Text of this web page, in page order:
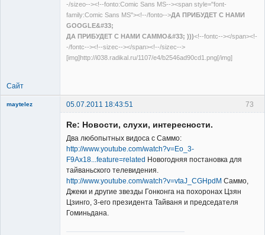
-/sizeo--><!--fonto:Comic Sans MS--><span style="font-
family:Comic Sans MS"><!--/fonto-->ДА ПРИБУДЕТ С НАМИ
GOOGLE&#33;
ДА ПРИБУДЕТ С НАМИ САММО&#33; )))<!--fontc--></span><!-
-/fontc--><!--sizec--></span><!--/sizec-->
[img]http://i038.radikal.ru/1107/e4/b2546ad90cd1.png[/img]
Сайт
73
maytelez 05.07.2011 18:43:51
Re: Новости, слухи, интересности.
Два любопытных видоса с Саммо:
http://www.youtube.com/watch?v=Eo_3-
F9Ax18...feature=related Новогодняя постановка для
тайваньского телевидения.
http://www.youtube.com/watch?v=vtaJ_CGHpdM Саммо,
Джеки и другие звезды Гонконга на похоронах Цзян
Цзинго, 3-его президента Тайваня и председателя
Гоминьдана.